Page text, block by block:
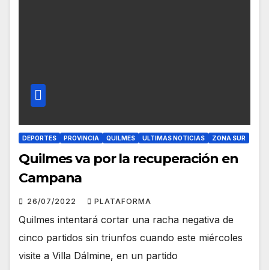
DEPORTES PROVINCIA QUILMES ULTIMAS NOTICIAS ZONA SUR
Quilmes va por la recuperación en
Campana
26/07/2022 PLATAFORMA
Quilmes intentará cortar una racha negativa de
cinco partidos sin triunfos cuando este miércoles
visite a Villa Dálmine, en un partido